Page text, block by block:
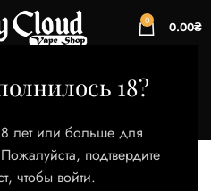
18?
лет или больше для
подтвердите
чтобы войти.
0 0.00₴
запросу, не